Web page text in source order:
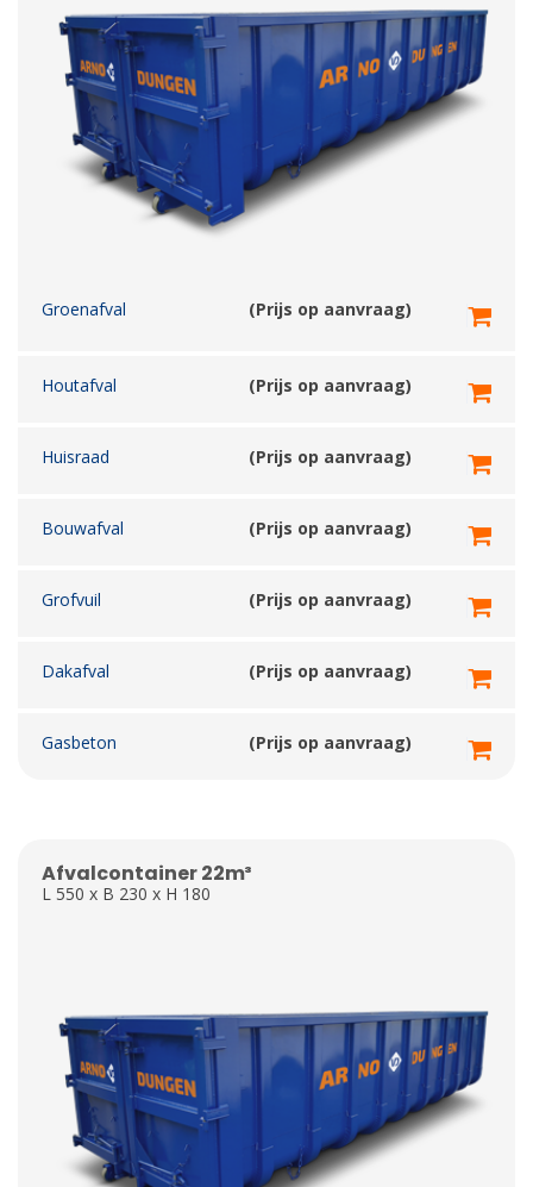
Groenafval (Prijs op aanvraag)
Houtafval (Prijs op aanvraag)
Huisraad (Prijs op aanvraag)
Bouwafval (Prijs op aanvraag)
Grofvuil (Prijs op aanvraag)
Dakafval (Prijs op aanvraag)
Gasbeton (Prijs op aanvraag)
Afvalcontainer 22m³
L 550 x B 230 x H 180